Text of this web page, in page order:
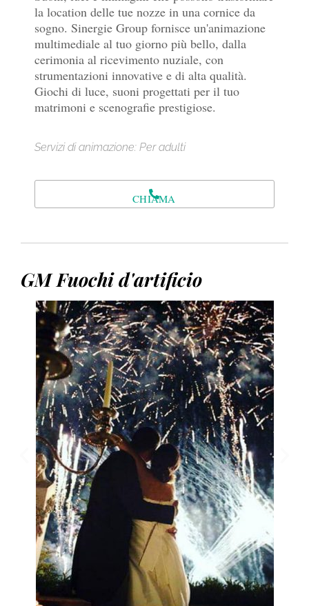
la location delle tue nozze in una cornice da
sogno. Sinergie Group fornisce un'animazione
multimediale al tuo giorno più bello, dalla
cerimonia al ricevimento nuziale, con
strumentazioni innovative e di alta qualità.
Giochi di luce, suoni progettati per il tuo
matrimoni e scenografie prestigiose.
Servizi di animazione: Per adulti
CHIAMA
GM Fuochi d'artificio